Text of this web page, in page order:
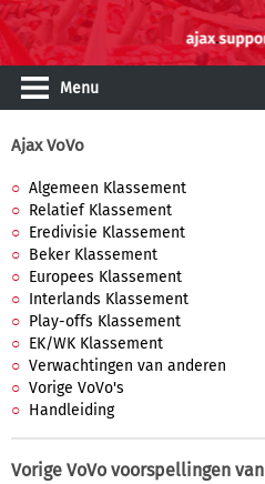
Menu
Ajax VoVo
Algemeen Klassement
Relatief Klassement
Eredivisie Klassement
Beker Klassement
Europees Klassement
Interlands Klassement
Play-offs Klassement
EK/WK Klassement
Verwachtingen van anderen
Vorige VoVo's
Handleiding
Vorige VoVo voorspellingen van